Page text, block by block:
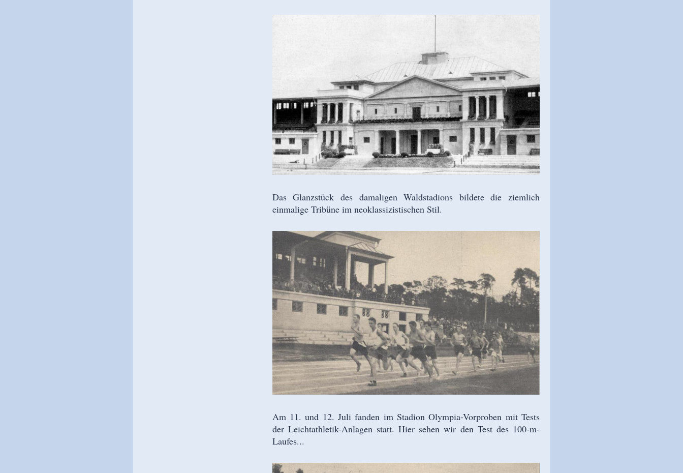
Das Glanzstück des damaligen Waldstadions bildete die ziemlich
einmalige Tribüne im neoklassizistischen Stil.
Am 11. und 12. Juli fanden im Stadion Olympia-Vorproben mit Tests
der Leichtathletik-Anlagen statt. Hier sehen wir den Test des 100-m-
Laufes...